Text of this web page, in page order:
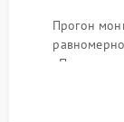
Прогон
Проверка
DisplayPort,